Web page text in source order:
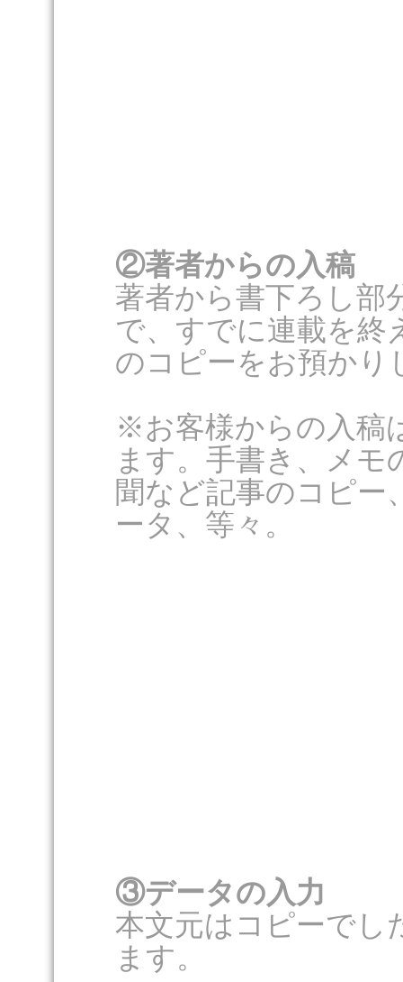
②著者からの入稿
著者から書下ろし部
で、すでに連載を終
のコピーをお預かり
※お客様からの入稿
ます。手書き、メモ
聞など記事のコピー
ータ、等々。
③データの入力
本文元はコピーでし
ます。